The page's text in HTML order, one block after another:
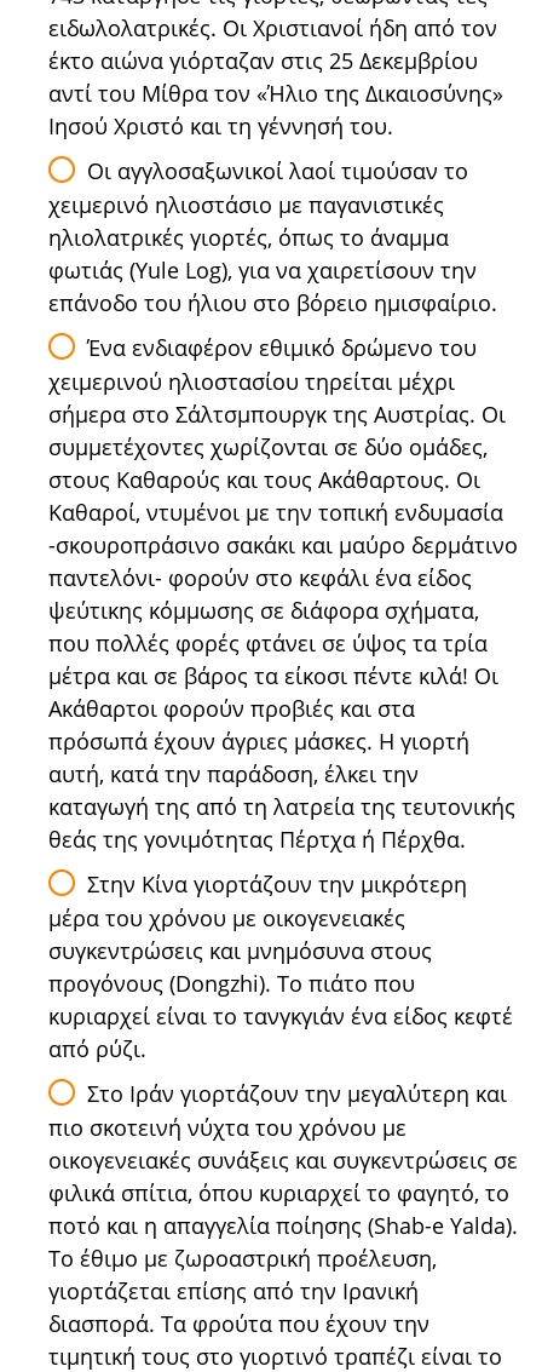
ειδωλολατρικές. Οι Χριστιανοί ήδη από τον
έκτο αιώνα γιόρταζαν στις 25 Δεκεμβρίου
αντί του Μίθρα τον «Ήλιο της Δικαιοσύνης»
Ιησού Χριστό και τη γέννησή του.
Οι αγγλοσαξωνικοί λαοί τιμούσαν τo
χειμερινό ηλιοστάσιο με παγανιστικές
ηλιολατρικές γιορτές, όπως το άναμμα
φωτιάς (Yule Log), για να χαιρετίσουν την
επάνοδο του ήλιου στο βόρειο ημισφαίριο.
Ένα ενδιαφέρον εθιμικό δρώμενο του
χειμερινού ηλιοστασίου τηρείται μέχρι
σήμερα στο Σάλτσμπουργκ της Αυστρίας. Οι
συμμετέχοντες χωρίζονται σε δύο ομάδες,
στους Καθαρούς και τους Ακάθαρτους. Οι
Καθαροί, ντυμένοι με την τοπική ενδυμασία
-σκουροπράσινο σακάκι και μαύρο δερμάτινο
παντελόνι- φορούν στο κεφάλι ένα είδος
ψεύτικης κόμμωσης σε διάφορα σχήματα,
που πολλές φορές φτάνει σε ύψος τα τρία
μέτρα και σε βάρος τα είκοσι πέντε κιλά! Οι
Ακάθαρτοι φορούν προβιές και στα
πρόσωπά έχουν άγριες μάσκες. Η γιορτή
αυτή, κατά την παράδοση, έλκει την
καταγωγή της από τη λατρεία της τευτονικής
θεάς της γονιμότητας Πέρτχα ή Πέρχθα.
Στην Κίνα γιορτάζουν την μικρότερη
μέρα του χρόνου με οικογενειακές
συγκεντρώσεις και μνημόσυνα στους
προγόνους (Dongzhi). Το πιάτο που
κυριαρχεί είναι το τανγκγιάν ένα είδος κεφτέ
από ρύζι.
Στο Ιράν γιορτάζουν την μεγαλύτερη και
πιο σκοτεινή νύχτα του χρόνου με
οικογενειακές συνάξεις και συγκεντρώσεις σε
φιλικά σπίτια, όπου κυριαρχεί το φαγητό, το
ποτό και η απαγγελία ποίησης (Shab-e Yalda).
Το έθιμο με ζωροαστρική προέλευση,
γιορτάζεται επίσης από την Ιρανική
διασπορά. Τα φρούτα που έχουν την
τιμητική τους στο γιορτινό τραπέζι είναι το